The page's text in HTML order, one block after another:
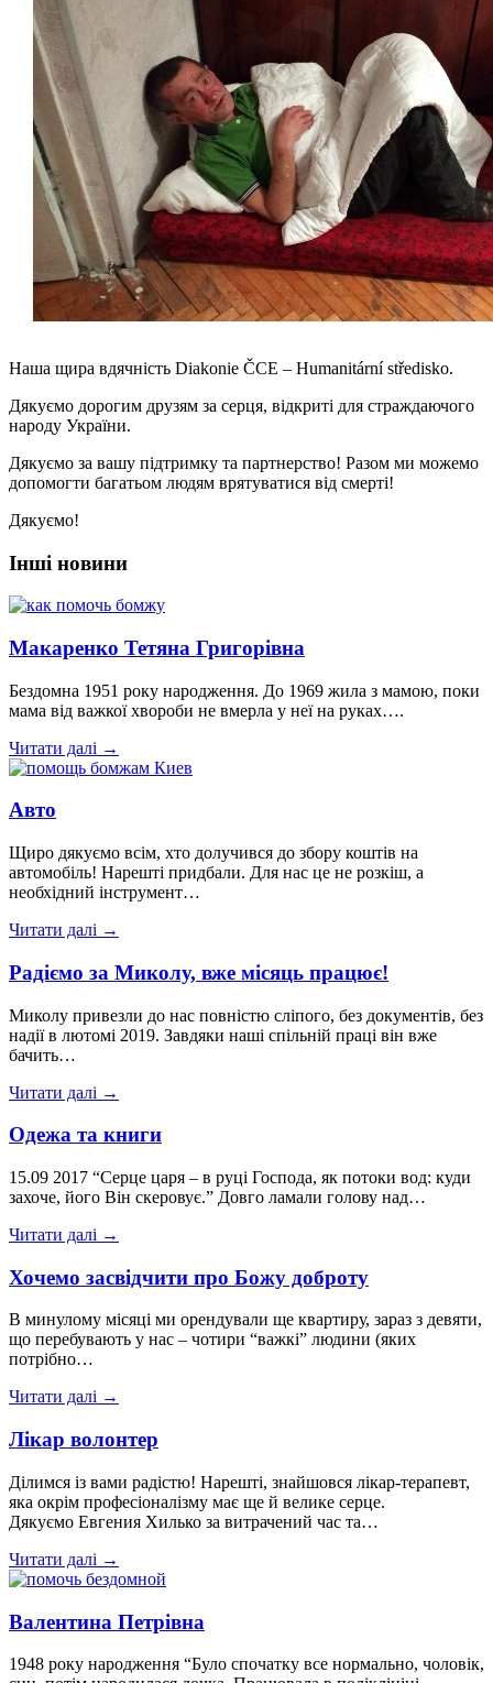
Наша щира вдячність Diakonie ČCE – Humanitární středisko.
Дякуємо дорогим друзям за серця, відкриті для страждаючого
народу України.
Дякуємо за вашу підтримку та партнерство! Разом ми можемо
допомогти багатьом людям врятуватися від смерті!
Дякуємо!
Інші новини
Макаренко Тетяна Григорівна
Бездомна 1951 року народження. До 1969 жила з мамою, поки
мама від важкої хвороби не вмерла у неї на руках….
Читати далі →
Авто
Щиро дякуємо всім, хто долучився до збору коштів на
автомобіль! Нарешті придбали. Для нас це не розкіш, а
необхідний інструмент…
Читати далі →
Радіємо за Миколу, вже місяць працює!
Миколу привезли до нас повністю сліпого, без документів, без
надії в лютомі 2019. Завдяки наші спільній праці він вже
бачить…
Читати далі →
Одежа та книги
15.09 2017 “Серце царя – в руці Господа, як потоки вод: куди
захоче, його Він скеровує.” Довго ламали голову над…
Читати далі →
Хочемо засвідчити про Божу доброту
В минулому місяці ми орендували ще квартиру, зараз з девяти,
що перебувають у нас – чотири “важкі” людини (яких
потрібно…
Читати далі →
Лікар волонтер
Ділимся із вами радістю! Нарешті, знайшовся лікар-терапевт,
яка окрім професіоналізму має ще й велике серце.
Дякуємо Евгения Хилько за витрачений час та…
Читати далі →
Валентина Петрівна
1948 року народження “Було спочатку все нормально, чоловік,